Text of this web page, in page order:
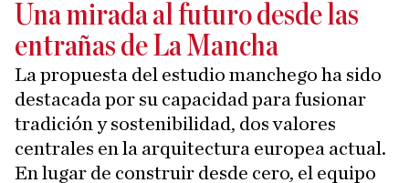
Una mirada al futuro desde las
entrañas de La Mancha
La propuesta del estudio manchego ha sido
destacada por su capacidad para fusionar
tradición y sostenibilidad, dos valores
centrales en la arquitectura europea actual.
En lugar de construir desde cero, el equipo